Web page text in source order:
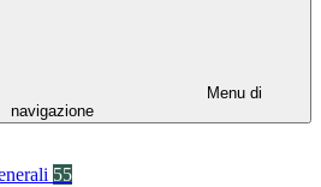
Menu di
navigazione
55